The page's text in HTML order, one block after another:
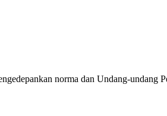
norma dan Undang-undang